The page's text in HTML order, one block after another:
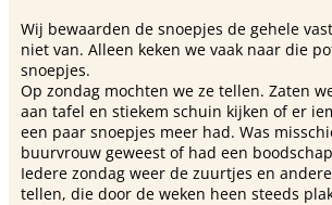
Wij bewaarden de snoepjes de gehele
niet van. Alleen keken we vaak naar die
snoepjes.
Op zondag mochten we ze tellen. Zaten
aan tafel en stiekem schuin kijken of er
een paar snoepjes meer had. Was
buurvrouw geweest of had een
Iedere zondag weer de zuurtjes en
tellen, die door de weken heen steeds